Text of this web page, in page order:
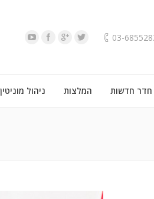
03-
חדר חדשות המלצות ניהול מוניטין